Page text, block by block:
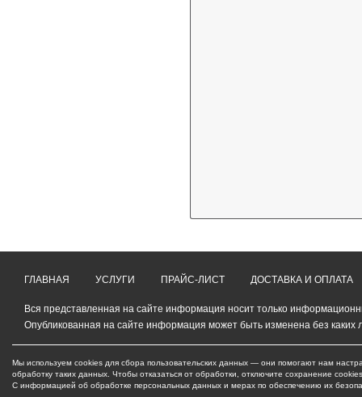
ГЛАВНАЯ УСЛУГИ ПРАЙС-ЛИСТ ДОСТАВКА И ОПЛАТА
Вся представленная на сайте информация носит только
Опубликованная на сайте информация может быть изменена без каких
Мы используем cookies для сбора пользовательских данных — они помогают нам
обработку таких данных. Чтобы отказаться от обработки, отключите сохранение
С информацией об обработке персональных данных и мерах по обеспечению их